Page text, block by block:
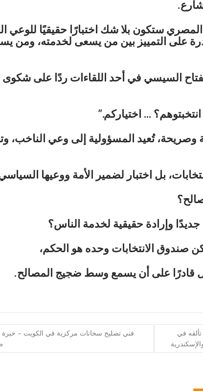
المصري ستكون بلا شك اختبارًا حقيقيًا للوعي
على التمييز بين من يسعى لخدمته، ومن
السيسي في أحد اللقاءات ردًا على
… اختياركم.”
تُعيد المسؤولية إلى وعي الناخب،
بل اختبار لضمير الأمة ووعيها
وإرادة حقيقية لخدمة الناس؟
لكن صندوق الانتخابات وحده هو الحكم،
قادرًا على أن يسمع وسط ضجيج المصالح.
في
فني تصليح سخانات مركزية في الكويت –